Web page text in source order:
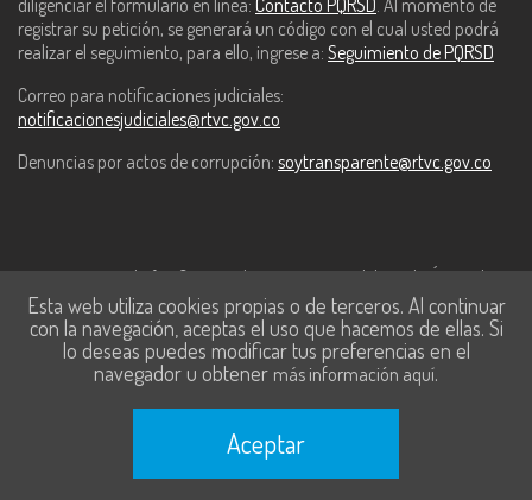
diligenciar el formulario en línea: Contacto PQRSD. Al momento de
registrar su petición, se generará un código con el cual usted podrá
realizar el seguimiento, para ello, ingrese a: Seguimiento de PQRSD
Correo para notificaciones judiciales:
notificacionesjudiciales@rtvc.gov.co
Denuncias por actos de corrupción: soytransparente@rtvc.gov.co
Este contenido fue financiado con recursos del Fondo Único de
Tecnologías de la Información y las Comunicaciones de MinTic.
Esta web utiliza cookies propias o de terceros. Al continuar
con la navegación, aceptas el uso que hacemos de ellas. Si
lo deseas puedes modificar tus preferencias en el
navegador u obtener más información aquí.
Aceptar